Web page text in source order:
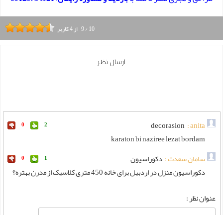
9/10 از4کاربر
ارسال نظر
anita :
decorasion
2
0
karaton bi naziree lezat bordam
سامان سعدت : دکوراسیون 1
0
دکوراسیون منزل در اردبیل برای خانه 450 متری کلاسیک از مدرن بهتره؟
عنوان نظر :